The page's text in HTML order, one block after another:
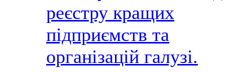
реєстру кращих
підприємств та
організацій галузі.